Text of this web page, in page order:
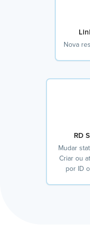
Nova
RD
Mudar
Criar ou
por ID